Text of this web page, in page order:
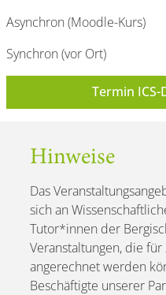
Asynchron (Moodle-Kurs)
Synchron (vor Ort)
Termin
Hinweise
Das
sich an
Tutor*innen der
Veranstaltungen, die
angerechnet werden
Beschäftigte unserer